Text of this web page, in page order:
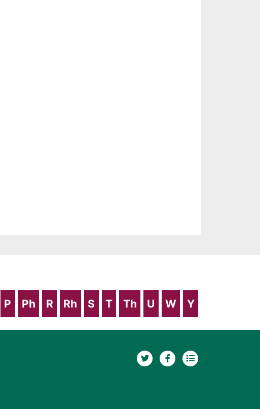
P Ph R Rh S T Th U W Y